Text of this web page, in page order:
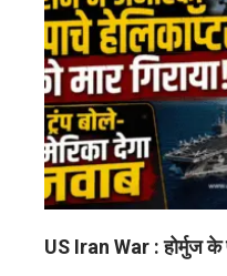
US Iran War : होर्मुज के